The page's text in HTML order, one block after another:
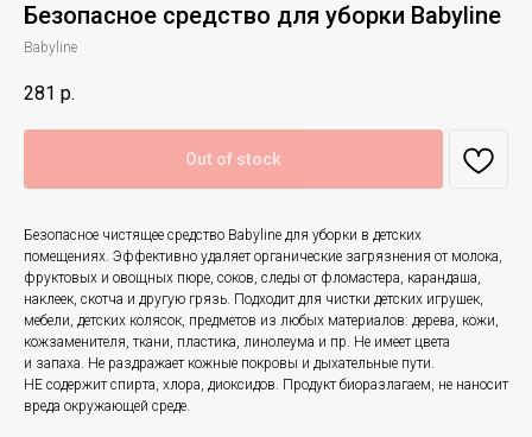
Безопасное средство для уборки Babyline
Babyline
281 р.
Out of stock
Безопасное чистящее средство Babyline для уборки в детских
помещениях. Эффективно удаляет органические загрязнения от молока,
фруктовых и овощных пюре, соков, следы от фломастера, карандаша,
наклеек, скотча и другую грязь. Подходит для чистки детских игрушек,
мебели, детских колясок, предметов из любых материалов: дерева, кожи,
кожзаменителя, ткани, пластика, линолеума и пр. Не имеет цвета
и запаха. Не раздражает кожные покровы и дыхательные пути.
НЕ содержит спирта, хлора, диоксидов. Продукт биоразлагаем, не наносит
вреда окружающей среде.